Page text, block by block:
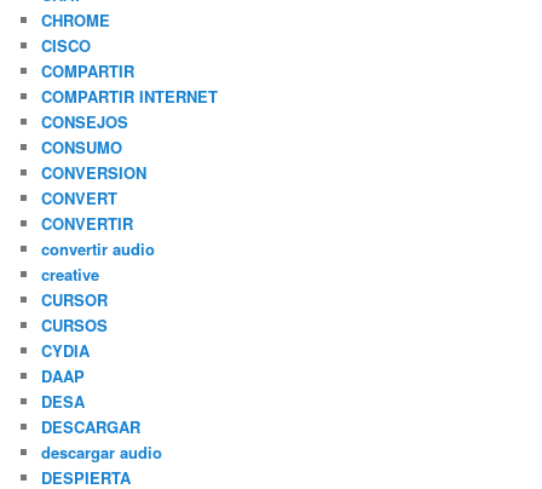
CHROME
CISCO
COMPARTIR
COMPARTIR INTERNET
CONSEJOS
CONSUMO
CONVERSION
CONVERT
CONVERTIR
convertir audio
creative
CURSOR
CURSOS
CYDIA
DAAP
DESA
DESCARGAR
descargar audio
DESPIERTA